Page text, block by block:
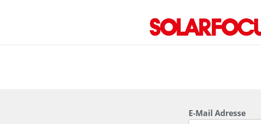
E-Mail Adresse